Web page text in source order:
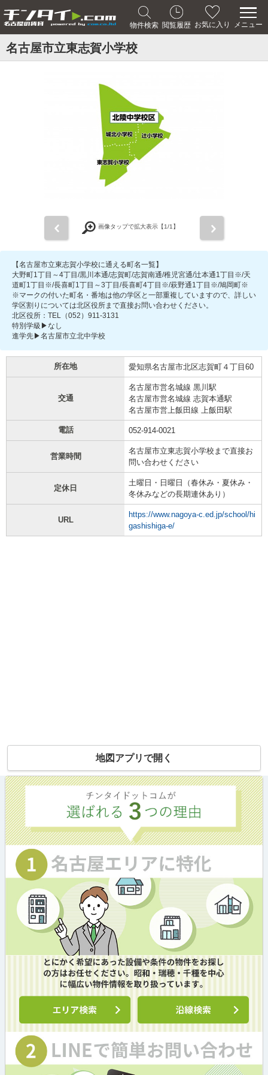
物件検索 閲覧履歴 お気に入り メニュー
名古屋市立東志賀小学校
画像タップで拡大表示【1/1】
【名古屋市立東志賀小学校に通える町名一覧】
大野町1丁目～4丁目/黒川本通/志賀町/志賀南通/稚児宮通/辻本通1丁目※/天
道町1丁目※/長喜町1丁目～3丁目/長喜町4丁目※/萩野通1丁目※/鳩岡町※
※マークの付いた町名・番地は他の学区と一部重複していますので、詳しい
学区割りについては北区役所まで直接お問い合わせください。
北区役所：TEL（052）911-3131
特別学級▶なし
進学先▶名古屋市立北中学校
所在地 愛知県名古屋市北区志賀町４丁目60
交通
名古屋市営名城線 黒川駅
名古屋市営名城線 志賀本通駅
名古屋市営上飯田線 上飯田駅
電話 052-914-0021
営業時間
名古屋市立東志賀小学校まで直接お
問い合わせください
定休日
土曜日・日曜日（春休み・夏休み・
冬休みなどの長期連休あり）
URL
https://www.nagoya-c.ed.jp/school/hi
gashishiga-e/
地図アプリで開く